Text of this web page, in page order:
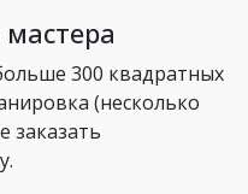
300 квадратных
(несколько
заказать